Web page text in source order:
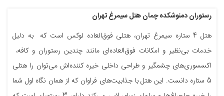
رستوران دمنوشکده چمان هتل سیمرغ تهران
هتل 4 ستاره سیمرغ تهران، هتلی فوق‌العاده لوکس است که به دلیل
خدمات بی‌نظیر و امکانات فوق‌العاده‌ای مانند چندین رستوران و کافه،
اکسسوری‌های چشمگیر و طراحی داخلی خیره کننده‌اش می‌توان را هتلی
5 ستاره دانست. این هتل با جذابیت‌های فراوان که از همان نگاه اول شما